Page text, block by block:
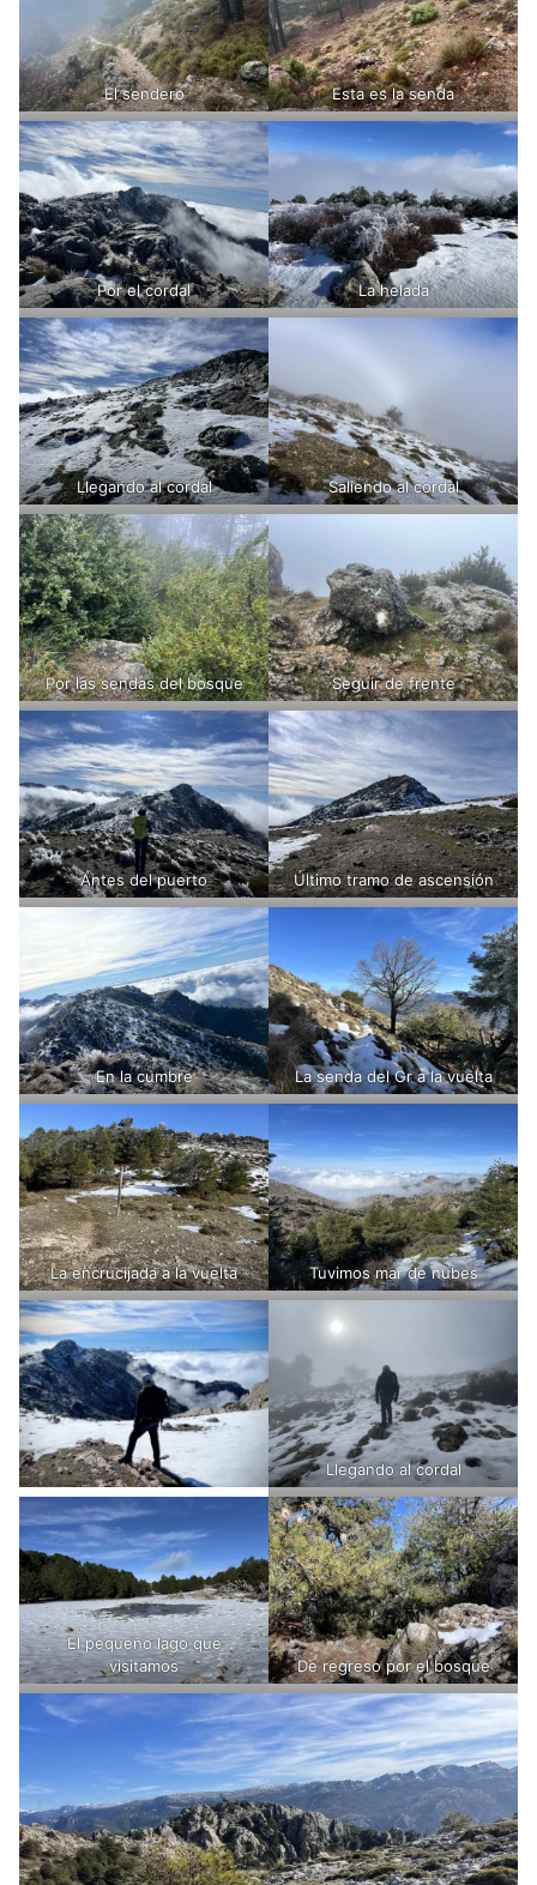
El sendero Esta es la senda
Por el cordal La helada
Llegando al cordal Saliendo al cordal
Por las sendas del bosque Seguir de frente
Antes del puerto Último tramo de ascensión
En la cumbre La senda del Gr a la vuelta
La encrucijada a la vuelta Tuvimos mar de nubes
Llegando al cordal
El pequeño lago que
visitamos
De regreso por el bosque